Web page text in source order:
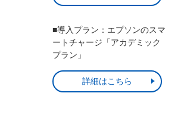
■導入プラン：エプソンのスマ
ートチャージ「アカデミック
プラン」
詳細はこちら